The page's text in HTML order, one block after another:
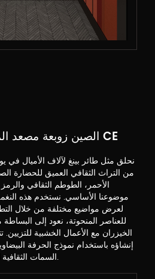
XSL الصين زوبعة مصعد المنزل مع شهادة CE
نحلق مثل طائر بينغ لآلاف الأميال في
من التراث الثقافي العميق للحضارة
الأحمر، الطوطم الثقافي
موضوعنا الأساسي. نستخدم هذه النغمة
لعرض مواضيع مختلفة من خلال
للعناصر المنحوتة، نعود إلى
الخيزران مع الأعمال الخشبية
إنشاؤه باستخدام نموذج الحرفة
السمات الثقافية الفريدة للصين بطريقة خفية.